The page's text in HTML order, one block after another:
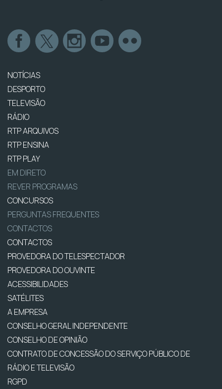
NOTÍCIAS
DESPORTO
TELEVISÃO
RÁDIO
RTP ARQUIVOS
RTP ENSINA
RTP PLAY
EM DIRETO
REVER PROGRAMAS
CONCURSOS
PERGUNTAS FREQUENTES
CONTACTOS
CONTACTOS
PROVEDORA DO TELESPECTADOR
PROVEDORA DO OUVINTE
ACESSIBILIDADES
SATÉLITES
A EMPRESA
CONSELHO GERAL INDEPENDENTE
CONSELHO DE OPINIÃO
CONTRATO DE CONCESSÃO DO SERVIÇO PÚBLICO DE
RÁDIO E TELEVISÃO
RGPD